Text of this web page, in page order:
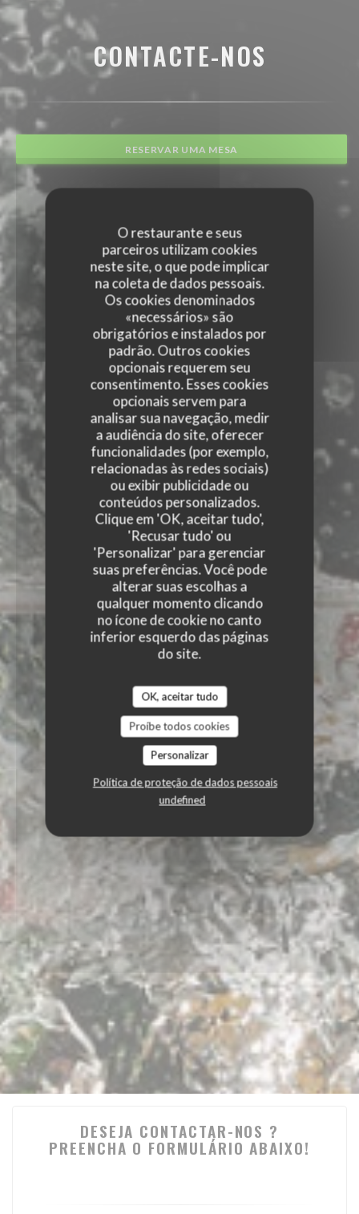
O restaurante e seus
parceiros utilizam cookies
neste site, o que pode implicar
na coleta de dados pessoais.
Os cookies denominados
«necessários» são
obrigatórios e instalados por
padrão. Outros cookies
opcionais requerem seu
consentimento. Esses cookies
opcionais servem para
analisar sua navegação, medir
a audiência do site, oferecer
funcionalidades (por exemplo,
relacionadas às redes sociais)
ou exibir publicidade ou
conteúdos personalizados.
Clique em 'OK, aceitar tudo',
'Recusar tudo' ou
'Personalizar' para gerenciar
suas preferências. Você pode
alterar suas escolhas a
qualquer momento clicando
no ícone de cookie no canto
inferior esquerdo das páginas
do site.
OK, aceitar tudo
Proíbe todos cookies
Personalizar
Política de proteção de dados pessoais
undefined
CONTACTE-NOS
RESERVAR UMA MESA
DESEJA CONTACTAR-NOS ?
PREENCHA O FORMULÁRIO ABAIXO!